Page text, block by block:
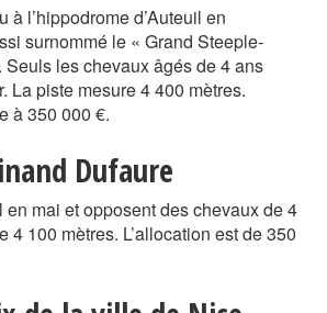
à l’hippodrome d’Auteuil en
surnommé le « Grand Steeple-
les chevaux âgés de 4 ans
La piste mesure 4 400 mètres.
à 350 000 €.
Dufaure
mai et opposent des chevaux de 4
4 100 mètres. L’allocation est de 350